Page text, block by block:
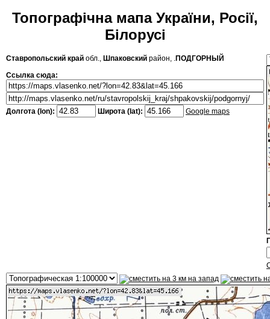
Топографічна мапа України, Росії,
Білорусі
Ставропольский край обл., Шпаковский район, .ПОДГОРНЫЙ
Ссылка сюда:
Долгота (lon): Широта (lat): Google maps